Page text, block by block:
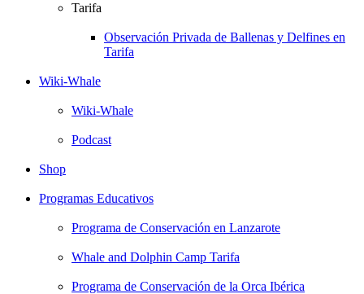
Tarifa
Observación Privada de Ballenas y Delfines en
Tarifa
Wiki-Whale
Wiki-Whale
Podcast
Shop
Programas Educativos
Programa de Conservación en Lanzarote
Whale and Dolphin Camp Tarifa
Programa de Conservación de la Orca Ibérica